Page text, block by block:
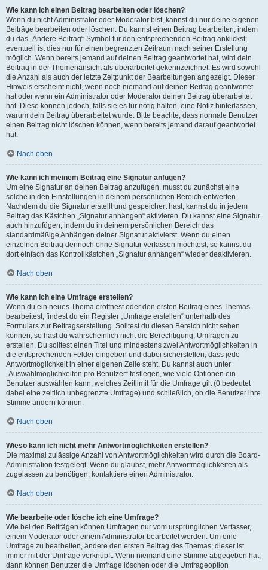
Wie kann ich einen Beitrag bearbeiten oder löschen?
Wenn du nicht Administrator oder Moderator bist, kannst du nur deine eigenen
Beiträge bearbeiten oder löschen. Du kannst einen Beitrag bearbeiten, indem
du das „Ändere Beitrag“-Symbol für den entsprechenden Beitrag anklickst;
eventuell ist dies nur für einen begrenzten Zeitraum nach seiner Erstellung
möglich. Wenn bereits jemand auf deinen Beitrag geantwortet hat, wird dein
Beitrag in der Themenansicht als überarbeitet gekennzeichnet. Es wird sowohl
die Anzahl als auch der letzte Zeitpunkt der Bearbeitungen angezeigt. Dieser
Hinweis erscheint nicht, wenn noch niemand auf deinen Beitrag geantwortet
hat oder wenn ein Administrator oder Moderator deinen Beitrag überarbeitet
hat. Diese können jedoch, falls sie es für nötig halten, eine Notiz hinterlassen,
warum dein Beitrag überarbeitet wurde. Bitte beachte, dass normale Benutzer
einen Beitrag nicht löschen können, wenn bereits jemand darauf geantwortet
hat.
Nach oben
Wie kann ich meinem Beitrag eine Signatur anfügen?
Um eine Signatur an deinen Beitrag anzufügen, musst du zunächst eine
solche in den Einstellungen in deinem persönlichen Bereich entwerfen.
Nachdem du die Signatur erstellt und gespeichert hast, kannst du in jedem
Beitrag das Kästchen „Signatur anhängen“ aktivieren. Du kannst eine Signatur
auch hinzufügen, indem du in deinem persönlichen Bereich das
standardmäßige Anhängen deiner Signatur aktivierst. Wenn du einen
einzelnen Beitrag dennoch ohne Signatur verfassen möchtest, so kannst du
dort einfach das Kontrollkästchen „Signatur anhängen“ wieder deaktivieren.
Nach oben
Wie kann ich eine Umfrage erstellen?
Wenn du ein neues Thema eröffnest oder den ersten Beitrag eines Themas
bearbeitest, findest du ein Register „Umfrage erstellen“ unterhalb des
Formulars zur Beitragserstellung. Solltest du diesen Bereich nicht sehen
können, so hast du wahrscheinlich nicht die Berechtigung, Umfragen zu
erstellen. Du solltest einen Titel und mindestens zwei Antwortmöglichkeiten in
die entsprechenden Felder eingeben und dabei sicherstellen, dass jede
Antwortmöglichkeit in einer eigenen Zeile steht. Du kannst auch unter
„Auswahlmöglichkeiten pro Benutzer“ festlegen, wie viele Optionen ein
Benutzer auswählen kann, welches Zeitlimit für die Umfrage gilt (0 bedeutet
dabei eine zeitlich unbegrenzte Umfrage) und schließlich, ob die Benutzer ihre
Stimme ändern können.
Nach oben
Wieso kann ich nicht mehr Antwortmöglichkeiten erstellen?
Die maximal zulässige Anzahl von Antwortmöglichkeiten wird durch die Board-
Administration festgelegt. Wenn du glaubst, mehr Antwortmöglichkeiten als
zugelassen zu benötigen, kontaktiere einen Administrator.
Nach oben
Wie bearbeite oder lösche ich eine Umfrage?
Wie bei den Beiträgen können Umfragen nur vom ursprünglichen Verfasser,
einem Moderator oder einem Administrator bearbeitet werden. Um eine
Umfrage zu bearbeiten, ändere den ersten Beitrag des Themas; dieser ist
immer mit der Umfrage verknüpft. Wenn niemand eine Stimme abgegeben hat,
dann können Benutzer die Umfrage löschen oder die Umfrageoption